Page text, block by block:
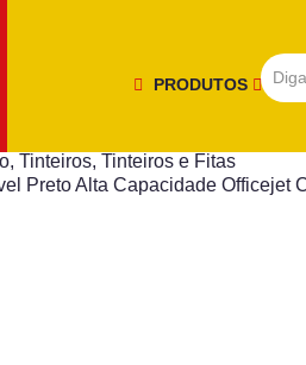
PRODUTOS
, Tinteiros, Tinteiros e Fitas
Preto Alta Capacidade Officejet